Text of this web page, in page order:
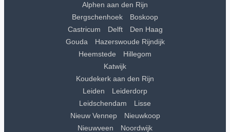
Alphen aan den Rijn
Bergschenhoek
Boskoop
Castricum
Delft
Den Haag
Gouda
Hazerswoude Rijndijk
Heemstede
Hillegom
Katwijk
Koudekerk aan den Rijn
Leiden
Leiderdorp
Leidschendam
Lisse
Nieuw Vennep
Nieuwkoop
Nieuwveen
Noordwijk